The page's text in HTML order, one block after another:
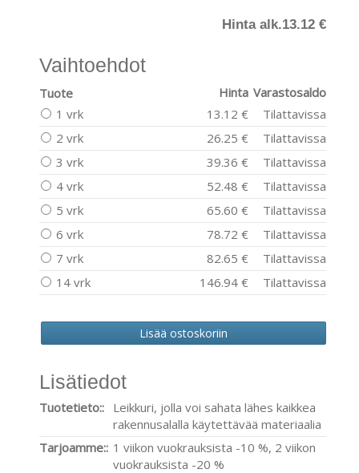
Hinta alk.13.12 €
Vaihtoehdot
Tuote Hinta Varastosaldo
1 vrk
13.12 €
Tilattavissa
2 vrk
26.25 €
Tilattavissa
3 vrk
39.36 €
Tilattavissa
4 vrk
52.48 €
Tilattavissa
5 vrk
65.60 €
Tilattavissa
6 vrk
78.72 €
Tilattavissa
7 vrk
82.65 €
Tilattavissa
14 vrk
146.94 € Tilattavissa
Lisätiedot
Tuotetieto:: Leikkuri, jolla voi sahata lähes kaikkea
rakennusalalla käytettävää materiaalia
Tarjoamme:: 1 viikon vuokrauksista -10 %, 2 viikon
vuokrauksista -20 %